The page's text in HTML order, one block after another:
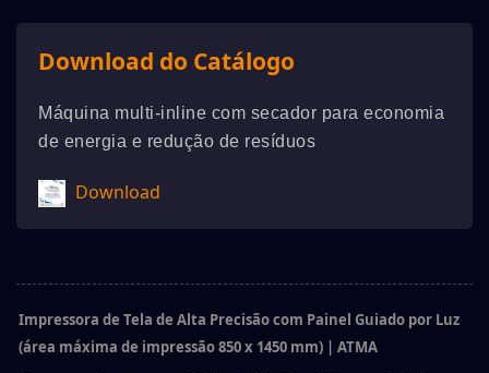
Download do Catálogo
Máquina multi-inline com secador para economia
de energia e redução de resíduos
Download
Impressora de Tela de Alta Precisão com Painel Guiado por Luz
(área máxima de impressão 850 x 1450 mm) | ATMA